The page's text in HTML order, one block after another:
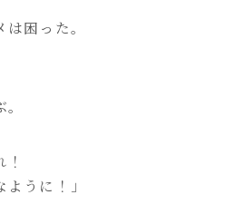
困った。
うに！」